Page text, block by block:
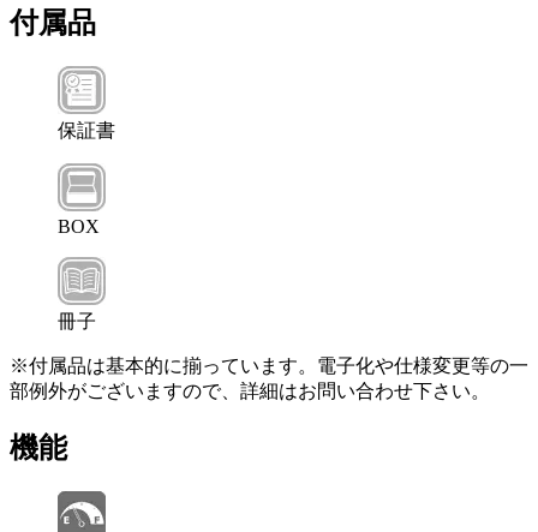
付属品
保証書
BOX
冊子
※付属品は基本的に揃っています。電子化や仕様変更等の一
部例外がございますので、詳細はお問い合わせ下さい。
機能